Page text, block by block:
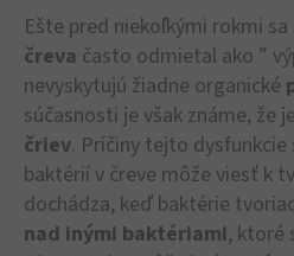
Ešte pred niekoľkými rokmi sa
čreva často odmietal ako ”
nevyskytujú žiadne organické
súčasnosti je však známe, že
čriev. Príčiny tejto dysfunkcie
baktérií v čreve môže viesť k
dochádza, keď baktérie
nad inými baktériami, ktoré